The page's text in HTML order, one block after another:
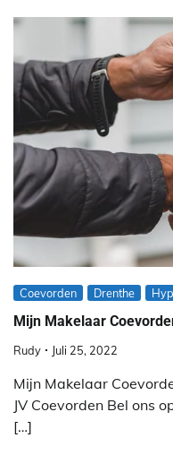
Coevorden Drenthe
Mijn Makelaar
Rudy Juli 25, 2022
Mijn Makelaar
JV Coevorden Bel ons
[…]